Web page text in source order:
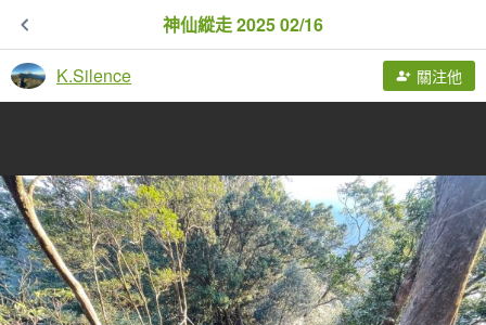
神仙縱走 2025 02/16
K.Silence 關注他